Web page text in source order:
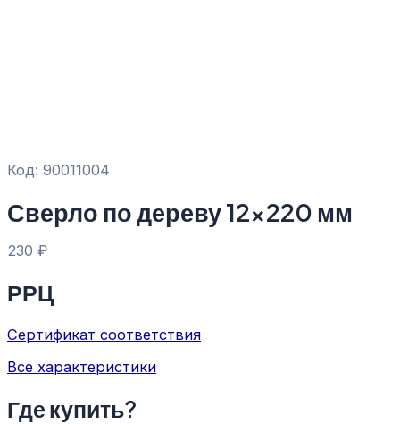
Код: 90011004
Сверло по дереву 12×220 мм
230 ₽
РРЦ
Сертификат соответствия
Все характеристики
Где купить?